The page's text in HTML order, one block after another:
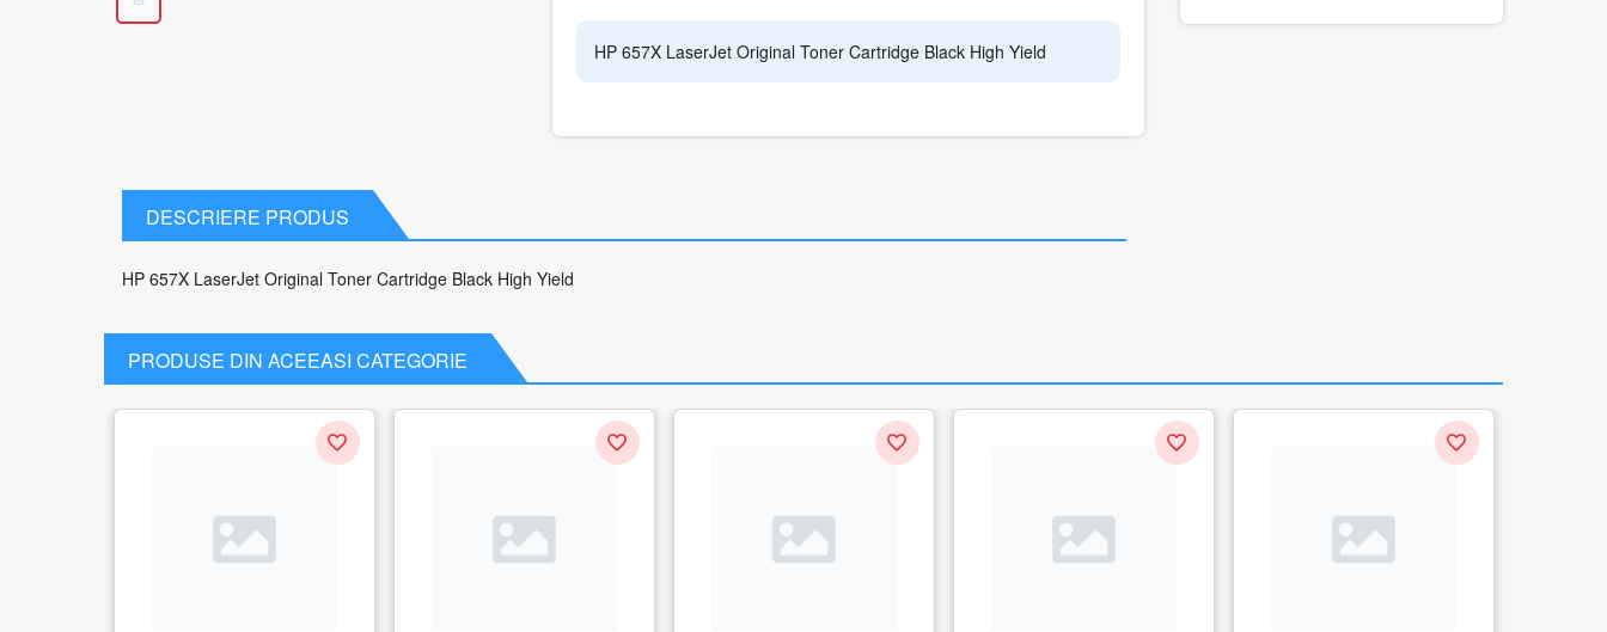
HP 657X LaserJet Original Toner Cartridge Black High Yield
DESCRIERE PRODUS
HP 657X LaserJet Original Toner Cartridge Black High Yield
PRODUSE DIN ACEEASI CATEGORIE